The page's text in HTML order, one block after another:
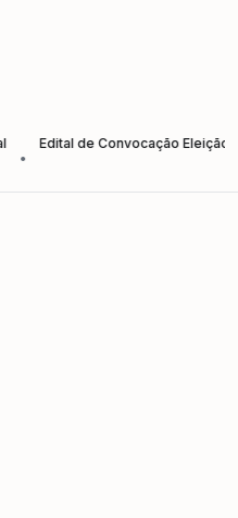
Edital de Convocação Eleição